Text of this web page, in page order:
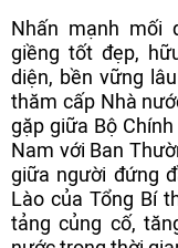
Nhấn mạnh mối
giềng tốt đẹp,
diện, bền vững
thăm cấp Nhà
gặp giữa Bộ
Nam với Ban
giữa người đứng
Lào của Tổng Bí
tảng củng cố,